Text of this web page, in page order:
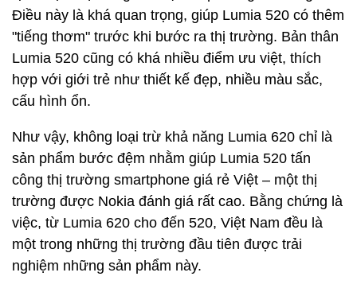
Điều này là khá quan trọng, giúp Lumia 520 có thêm
"tiếng thơm" trước khi bước ra thị trường. Bản thân
Lumia 520 cũng có khá nhiều điểm ưu việt, thích
hợp với giới trẻ như thiết kế đẹp, nhiều màu sắc,
cấu hình ổn.
Như vậy, không loại trừ khả năng Lumia 620 chỉ là
sản phẩm bước đệm nhằm giúp Lumia 520 tấn
công thị trường smartphone giá rẻ Việt – một thị
trường được Nokia đánh giá rất cao. Bằng chứng là
việc, từ Lumia 620 cho đến 520, Việt Nam đều là
một trong những thị trường đầu tiên được trải
nghiệm những sản phẩm này.